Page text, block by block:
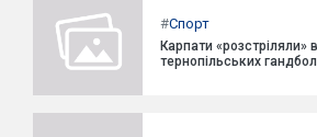
#Спорт
Карпати «розстріляли»
тернопільських